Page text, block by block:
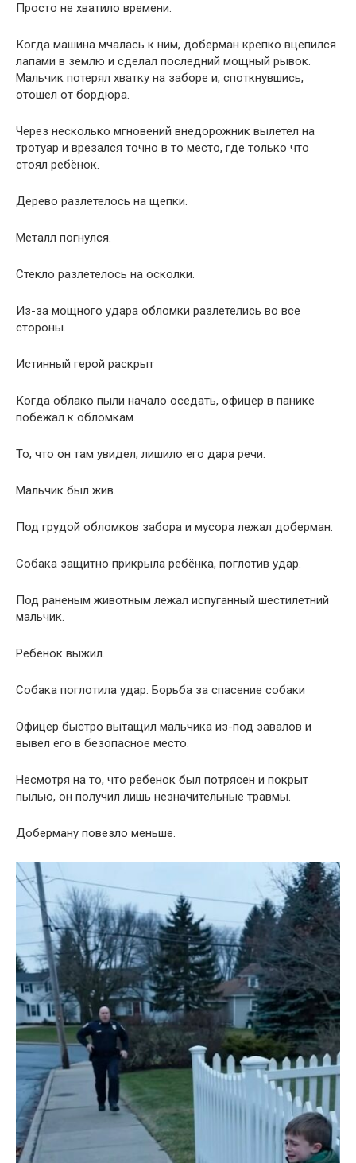
Просто не хватило времени.
Когда машина мчалась к ним, доберман крепко вцепился
лапами в землю и сделал последний мощный рывок.
Мальчик потерял хватку на заборе и, споткнувшись,
отошел от бордюра.
Через несколько мгновений внедорожник вылетел на
тротуар и врезался точно в то место, где только что
стоял ребёнок.
Дерево разлетелось на щепки.
Металл погнулся.
Стекло разлетелось на осколки.
Из-за мощного удара обломки разлетелись во все
стороны.
Истинный герой раскрыт
Когда облако пыли начало оседать, офицер в панике
побежал к обломкам.
То, что он там увидел, лишило его дара речи.
Мальчик был жив.
Под грудой обломков забора и мусора лежал доберман.
Собака защитно прикрыла ребёнка, поглотив удар.
Под раненым животным лежал испуганный шестилетний
мальчик.
Ребёнок выжил.
Собака поглотила удар. Борьба за спасение собаки
Офицер быстро вытащил мальчика из-под завалов и
вывел его в безопасное место.
Несмотря на то, что ребенок был потрясен и покрыт
пылью, он получил лишь незначительные травмы.
Доберману повезло меньше.